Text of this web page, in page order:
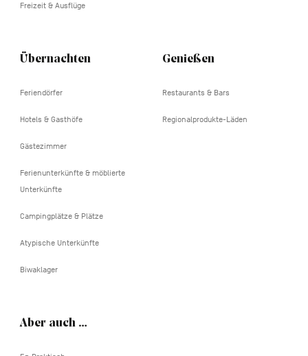
Freizeit & Ausflüge
Übernachten
Feriendörfer
Hotels & Gasthöfe
Gästezimmer
Ferienunterkünfte & möblierte
Unterkünfte
Campingplätze & Plätze
Atypische Unterkünfte
Biwaklager
Genießen
Restaurants & Bars
Regionalprodukte-Läden
Aber auch …